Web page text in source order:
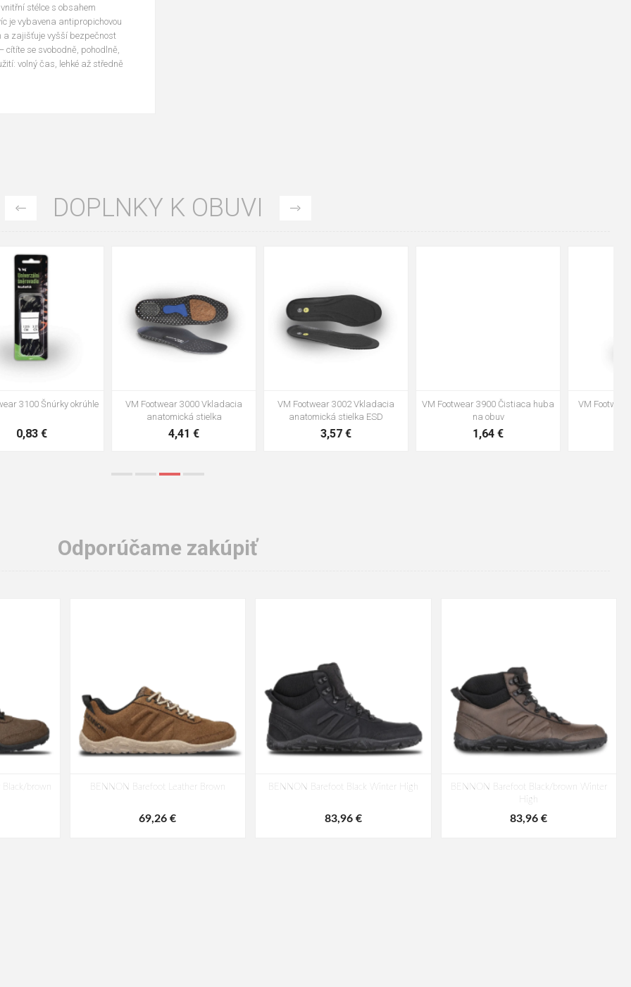
stélce s obsahem
je vybavena antipropichovou
a zajišťuje vyšší bezpečnost
cítíte se svobodně, pohodlně,
volný čas, lehké až středně
DOPLNKY K OBUVI
VM Footwear 3002 Vkladacia
35 36
VM Footwear 3900 Čistiaca huba
na obuv
VM Footwear 3600 Impregnace
water stop
Vložka Bennon ABSORBA XTR
Odporúčame zakúpiť
brown BENNON Barefoot Leather Brown
69,26 €
BENNON Barefoot Black Winter High
83,96 €
BENNON Barefoot Black/brown Winter
High
83,96 €